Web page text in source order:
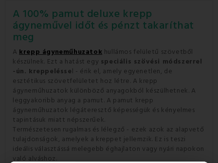
A 100% pamut deluxe krepp
ágyneművel időt és pénzt takaríthat
meg
A krepp ágyneműhuzatok hullámos felületű szövetből
készülnek. Ezt a hatást egy speciális szövési módszerrel
-ún. kreppeléssel - érik el, amely egyenetlen, de
esztétikus szövetfelületet hoz létre. A krepp
ágyneműhuzatok különböző anyagokból készülhetnek. A
leggyakoribb anyag a pamut. A pamut krepp
ágyneműhuzatok légáteresztő képességük és kényelmes
tapintásuk miatt népszerűek.
Természetesen rugalmas és lélegző - ezek azok az alapvető
tulajdonságok, amelyek a kreppet jellemzik. Ez is teszi
ideális választássá melegebb éghajlaton vagy nyári napokon
való alváshoz.